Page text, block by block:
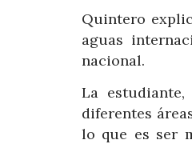
Quintero
aguas
nacional.
La
diferentes
lo que es ser